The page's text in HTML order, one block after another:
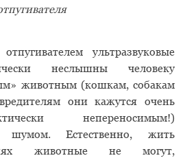
ультразвуковые
неслышны человеку
животным (кошкам, собакам
они кажутся очень
непереносимым!)
шумом. Естественно, жить
животные не могут,